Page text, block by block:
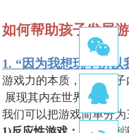
如何帮助孩子发展
1. “因为我想玩，所以
游戏力的本质，在于孩
展现其内在世界。
我们可以把游戏简单分